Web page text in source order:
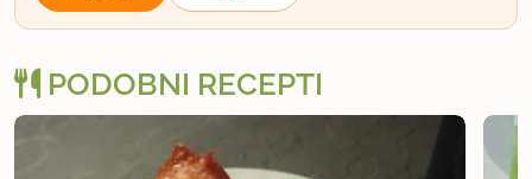
PODOBNI RECEPTI